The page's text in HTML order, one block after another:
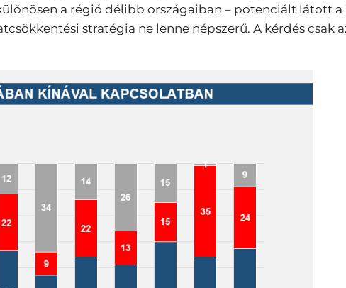
a régió délibb országaiban – potenciált látott a
stratégia ne lenne népszerű. A kérdés csak